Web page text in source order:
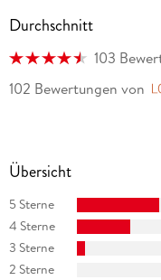
Durchschnitt
103
102 Bewertungen von
Übersicht
5 Sterne
4 Sterne
3 Sterne
2 Sterne